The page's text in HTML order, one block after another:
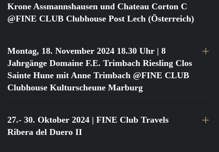
Krone Assmannshausen und Chateau Corton C
@FINE CLUB Clubhouse Post Lech (Österreich)
Montag, 18. November 2024 18.30 Uhr | 8
Jahrgänge Domaine F.E. Trimbach Riesling Clos
Sainte Hune mit Anne Trimbach @FINE CLUB
Clubhouse Kulturscheune Marburg
27.- 30. Oktober 2024 | FINE Club Travels
Ribera del Duero II